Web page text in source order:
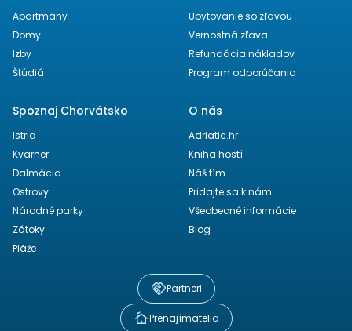
Apartmány
Domy
Izby
Štúdiá
Ubytovanie so zľavou
Vernostná zľava
Refundácia nákladov
Program odporúčania
Spoznaj Chorvátsko
Istria
Kvarner
Dalmácia
Ostrovy
Národné parky
Zátoky
Pláže
O nás
Adriatic.hr
Kniha hostí
Náš tím
Pridajte sa k nám
Všeobecné informácie
Blog
Partneri
Prenajímatelia